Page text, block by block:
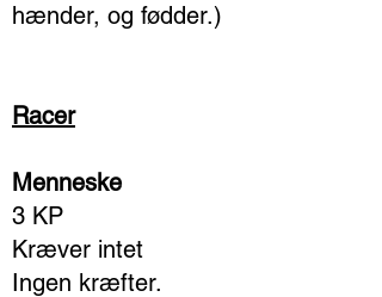
hænder, og fødder.)
Racer
Menneske
3 KP
Kræver intet
Ingen kræfter.